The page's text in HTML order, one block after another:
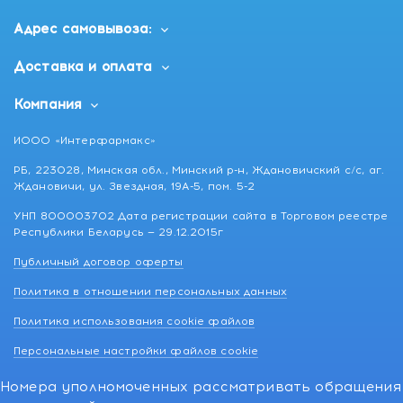
Адрес самовывоза:
Доставка и оплата
Компания
ИООО «Интерфармакс»
РБ, 223028, Минская обл., Минский р-н, Ждановичский с/с, аг.
Ждановичи, ул. Звездная, 19А-5, пом. 5-2
УНП 800003702 Дата регистрации сайта в Торговом реестре
Республики Беларусь — 29.12.2015г
Публичный договор оферты
Политика в отношении персональных данных
Политика использования cookie файлов
Персональные настройки файлов cookie
Номера уполномоченных рассматривать обращения